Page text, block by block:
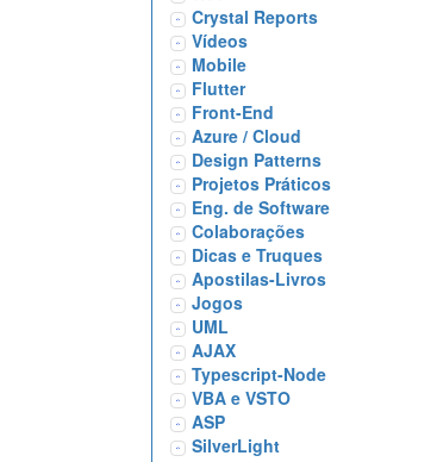
Crystal Reports
Vídeos
Mobile
Flutter
Front-End
Azure / Cloud
Design Patterns
Projetos Práticos
Eng. de Software
Colaborações
Dicas e Truques
Apostilas-Livros
Jogos
UML
AJAX
Typescript-Node
VBA e VSTO
ASP
SilverLight